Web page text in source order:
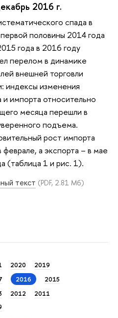
2016 г.
спада в
половины 2014 года
года в 2016 году
перелом в динамике
внешней торговли
индексы изменения
и импорта относительно
месяца перешли в
подъема.
рост импорта
феврале, а экспорта – в мае
(таблица 1 и рис. 1).
текст (PDF, 2.81 Мб)
2020
2019
2016
2015
2012
2011